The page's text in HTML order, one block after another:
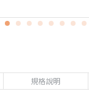
規格說明